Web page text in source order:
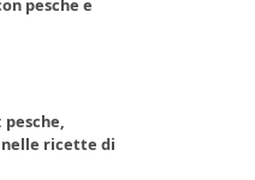
pesche e
ricette di